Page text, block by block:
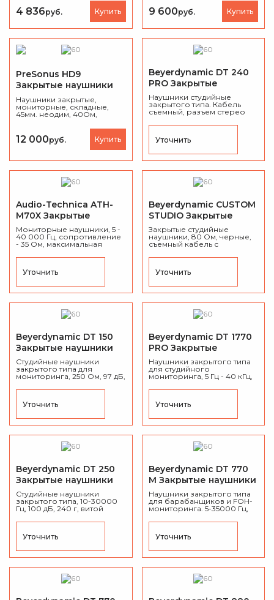
4 836руб. Купить 9 600руб. Купить
PreSonus HD9
Закрытые наушники
Наушники закрытые,
мониторные, складные,
45мм. неодим, 40Ом,
кабель 3м, Jack и адаптер на
mini-Jack, сумка в
комплекте.
12 000руб. Купить
Beyerdynamic DT 240
PRO Закрытые
наушники
Наушники студийные
закрытого типа. Кабель
съемный, разъем стерео
Уточнить
Audio-Technica ATH-
M70X Закрытые
наушники
Мониторные наушники, 5 -
40 000 Гц, сопротивление
- 35 Ом, максимальная
мВт,чувствительность: 97
Уточнить
Beyerdynamic CUSTOM
STUDIO Закрытые
наушники
Закрытые студийные
наушники, 80 Ом, черные,
съемный кабель с
стерео миниджек, адаптер
Уточнить
Beyerdynamic DT 150
Закрытые наушники
Cтудийные наушники
закрытого типа для
мониторинга, 250 Ом, 97 дБ,
разъёмом джек 6.3 мм.
Уточнить
Beyerdynamic DT 1770
PRO Закрытые
наушники
Наушники закрытого типа
для студийного
мониторинга, 5 Гц - 40 кГц,
витой и прямой кабели, 2
позолоченный 3.5 мм Mini
г.
Уточнить
Beyerdynamic DT 250
Закрытые наушники
Студийные наушники
закрытого типа, 10-30000
Гц, 100 дБ, 240 г, витой
миниджек, переходник на
Уточнить
Beyerdynamic DT 770
M Закрытые наушники
Наушники закрытого типа
для барабанщиков и FOH-
мониторинга. 5-35000 Гц,
громкости.
Уточнить